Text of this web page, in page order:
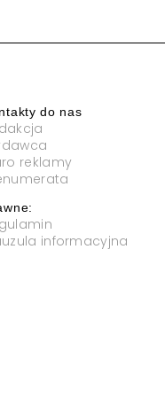
do nas
reklamy
informacyjna